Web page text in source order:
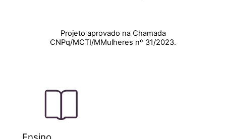
Projeto aprovado na Chamada
CNPq/MCTI/MMulheres nº 31/2023.